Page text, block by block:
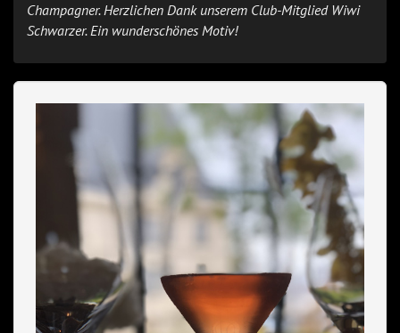
Champagner. Herzlichen Dank unserem Club-Mitglied Wiwi
Schwarzer. Ein wunderschönes Motiv!